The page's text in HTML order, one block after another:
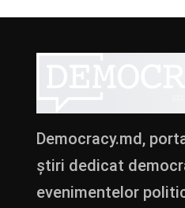
Democracy.md,
știri dedicat
evenimentelor